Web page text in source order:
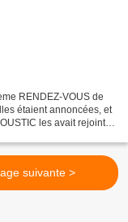
RENDEZ-VOUS de
étaient annoncées, et
les avait rejoints
58emeDu18Aout2
suivante >